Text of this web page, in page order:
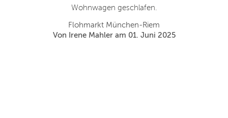
Wohnwagen geschlafen.
Flohmarkt München-Riem
Von Irene Mahler am 01. Juni 2025